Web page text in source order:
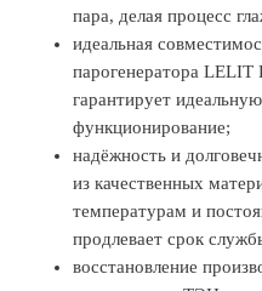
пара, делая процесс
идеальная
парогенератора LELIT
гарантирует
функционирование;
надёжность и
из качественных
температурам и
продлевает срок
восстановление